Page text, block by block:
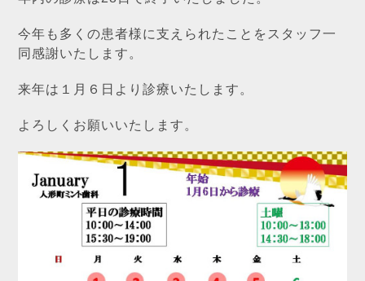
今年も多くの患者様に支えられたことをスタッフ一
同感謝いたします。
来年は１月６日より診療いたします。
よろしくお願いいたします。